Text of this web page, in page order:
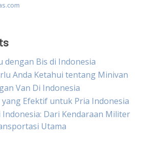
dengan Bis di Indonesia
Anda Ketahui tentang Minivan
Van Di Indonesia
Efektif untuk Pria Indonesia
Dari Kendaraan Militer
Utama